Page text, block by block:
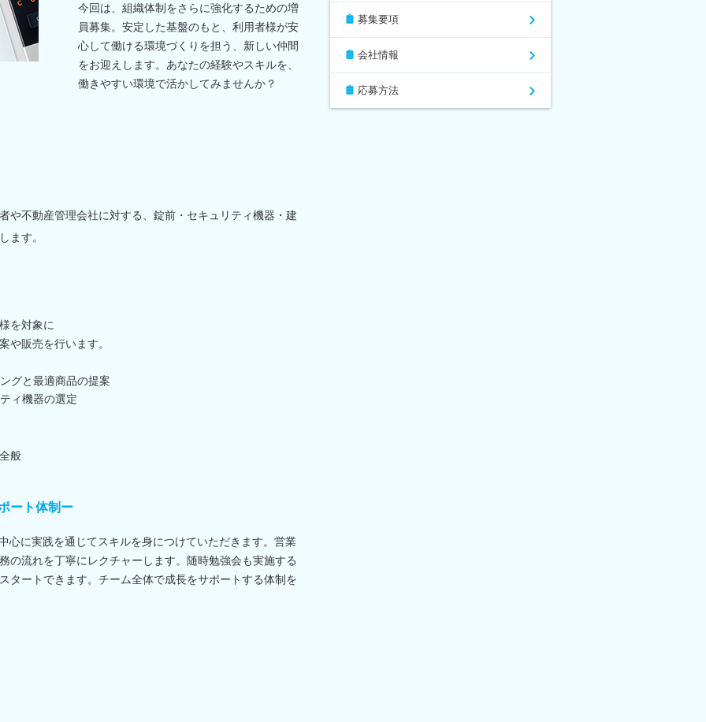
今回は、組織体制をさらに強化するための増
員募集。安定した基盤のもと、利用者様が安
心して働ける環境づくりを担う、新しい仲間
をお迎えします。あなたの経験やスキルを、
働きやすい環境で活かしてみませんか？
や不動産管理会社に対する、錠前・セキュリティ機器・建
ます。
を対象に
や販売を行います。
グと最適商品の提案
ィ機器の選定
般
ート体制ー
心に実践を通じてスキルを身につけていただきます。営業
の流れを丁寧にレクチャーします。随時勉強会も実施する
タートできます。チーム全体で成長をサポートする体制を
募集要項
会社情報
応募方法